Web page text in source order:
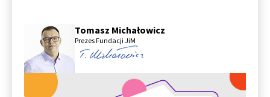
Tomasz Michałowicz
Prezes Fundacji JiM